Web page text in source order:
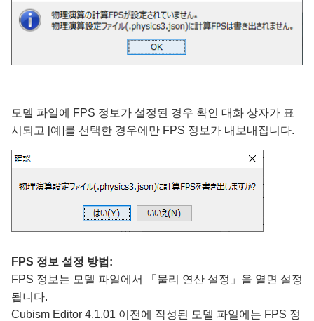
모델 파일에 FPS 정보가 설정된 경우 확인 대화 상자가 표
시되고 [예]를 선택한 경우에만 FPS 정보가 내보내집니다.
FPS 정보 설정 방법:
FPS 정보는 모델 파일에서 「물리 연산 설정」을 열면 설정
됩니다.
Cubism Editor 4.1.01 이전에 작성된 모델 파일에는 FPS 정